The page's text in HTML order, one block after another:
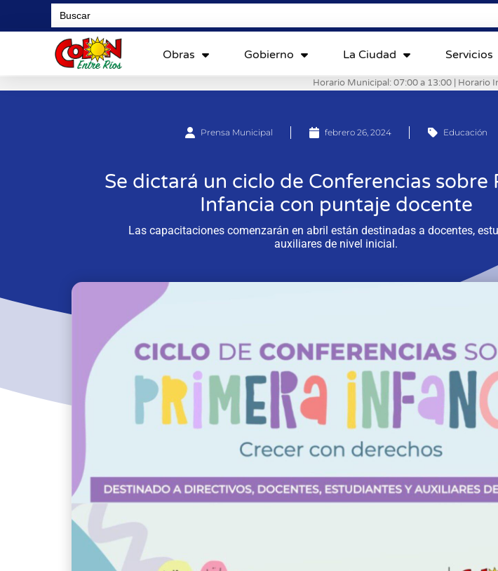
Search
for:
Obras Gobierno La Ciudad Servicios
Horario Municipal: 07:00 a 13:00 | Horario
Prensa Municipal febrero 26, 2024 Educación
Se dictará un ciclo de Conferencias sobre
Infancia con puntaje docente
Las capacitaciones comenzarán en abril están destinadas a docentes,
auxiliares de nivel inicial.